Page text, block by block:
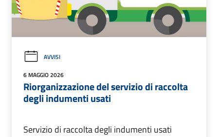
AVVISI
6 MAGGIO 2026
Riorganizzazione del servizio di raccolta
degli indumenti usati
Servizio di raccolta degli indumenti usati